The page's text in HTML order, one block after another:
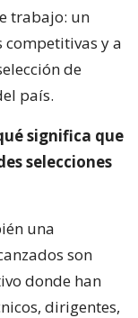
trabajo: un
competitivas y a
de
país.
significa que
selecciones
una
son
donde han
dirigentes,